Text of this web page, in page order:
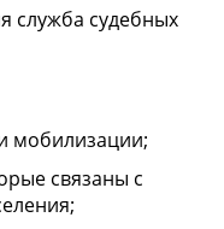
служба судебных
мобилизации;
связаны с